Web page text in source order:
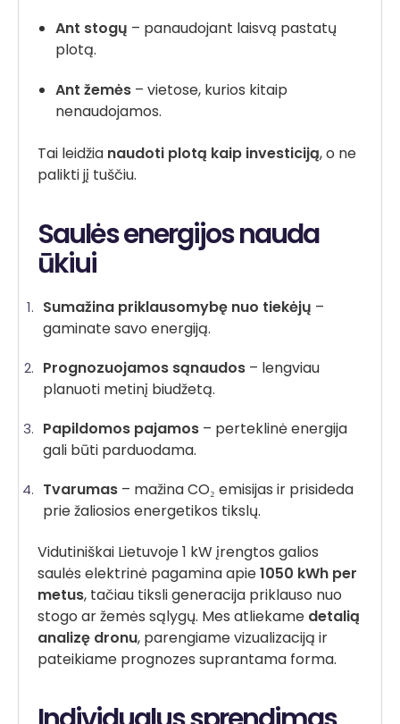
Ant stogų – panaudojant laisvą pastatų
plotą.
Ant žemės – vietose, kurios kitaip
nenaudojamos.
Tai leidžia naudoti plotą kaip investiciją, o ne
palikti jį tuščiu.
Saulės energijos nauda
ūkiui
Sumažina priklausomybę nuo tiekėjų –
gaminate savo energiją.
Prognozuojamos sąnaudos – lengviau
planuoti metinį biudžetą.
Papildomos pajamos – perteklinė energija
gali būti parduodama.
Tvarumas – mažina CO₂ emisijas ir prisideda
prie žaliosios energetikos tikslų.
Vidutiniškai Lietuvoje 1 kW įrengtos galios
saulės elektrinė pagamina apie1050 kWh per
metus, tačiau tiksli generacija priklauso nuo
stogo ar žemės sąlygų. Mes atliekame detalią
analizę dronu, parengiame vizualizaciją ir
pateikiame prognozes suprantama forma.